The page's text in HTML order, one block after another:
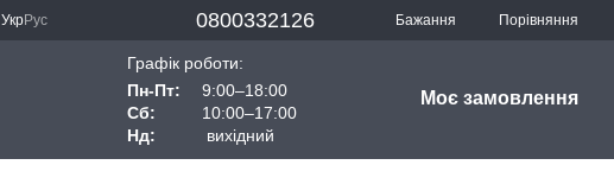
УкрРус 0800332126 Бажання Порівняння
Графік роботи:
Пн-Пт:
9:00–18:00
Сб:
10:00–17:00
Нд:
вихідний
Моє замовлення